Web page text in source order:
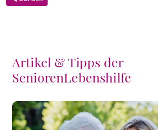
Artikel & Tipps der
SeniorenLebenshilfe